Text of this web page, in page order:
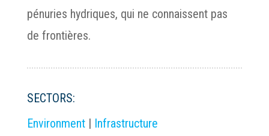
pénuries hydriques, qui ne connaissent pas
de frontières.
SECTORS:
Environment| Infrastructure